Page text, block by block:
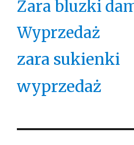
Zara bluzki
Wyprzedaż
zara sukienki
wyprzedaż